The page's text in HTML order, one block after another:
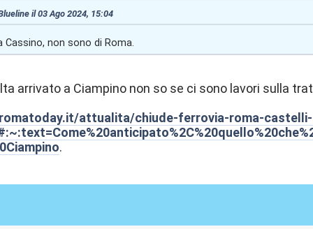
il 03 Ago 2024, 15:04
Cassino, non sono di Roma.
arrivato a Ciampino non so se ci sono lavori sulla
attualita/chiude-ferrovia-roma-
.